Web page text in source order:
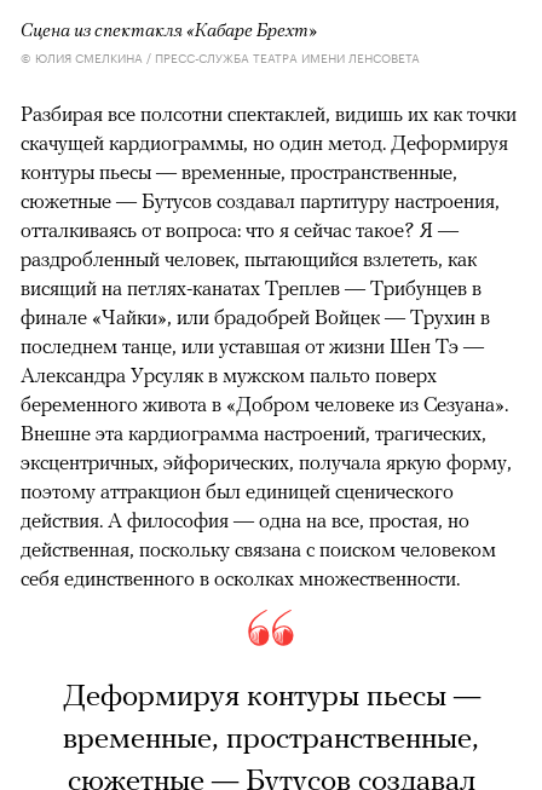
Сцена из спектакля «Кабаре Брехт»
© ЮЛИЯ СМЕЛКИНА / ПРЕСС-СЛУЖБА ТЕАТРА ИМЕНИ ЛЕНСОВЕТА
Разбирая все полсотни спектаклей, видишь их как точки
скачущей кардиограммы, но один метод. Деформируя
контуры пьесы — временные, пространственные,
сюжетные — Бутусов создавал партитуру настроения,
отталкиваясь от вопроса: что я сейчас такое? Я —
раздробленный человек, пытающийся взлететь, как
висящий на петлях-канатах Треплев — Трибунцев в
финале «Чайки», или брадобрей Войцек — Трухин в
последнем танце, или уставшая от жизни Шен Тэ —
Александра Урсуляк в мужском пальто поверх
беременного живота в «Добром человеке из Сезуана».
Внешне эта кардиограмма настроений, трагических,
эксцентричных, эйфорических, получала яркую форму,
поэтому аттракцион был единицей сценического
действия. А философия — одна на все, простая, но
действенная, поскольку связана с поиском человеком
себя единственного в осколках множественности.
Деформируя контуры пьесы —
временные, пространственные,
сюжетные — Бутусов создавал